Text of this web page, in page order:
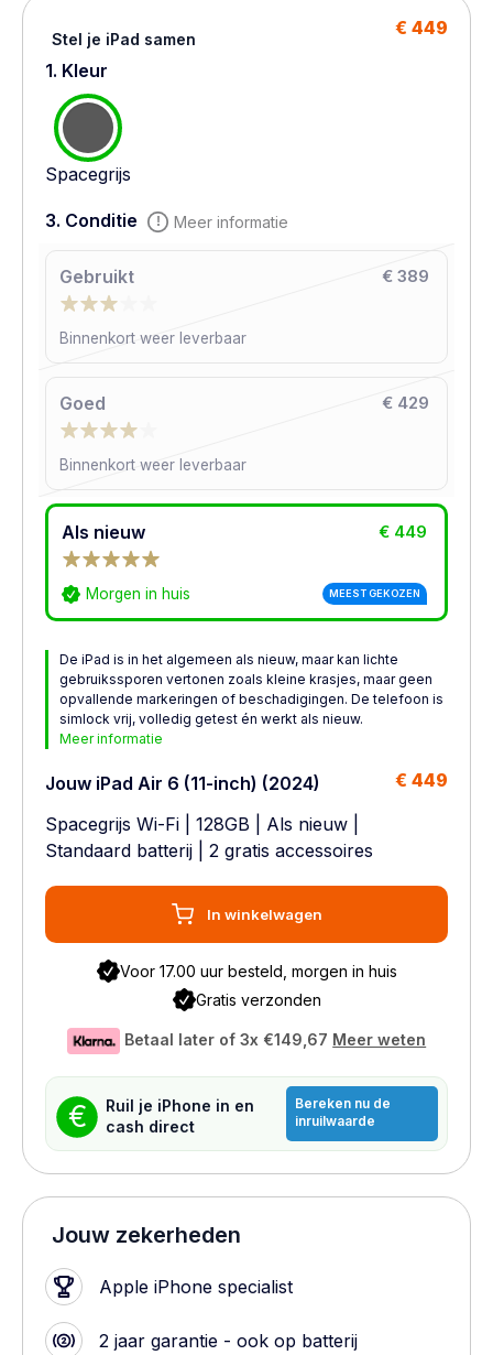
Stel je iPad samen
€ 449
1. Kleur
Spacegrijs
3. Conditie Meer informatie
Gebruikt € 389
Binnenkort weer leverbaar
Goed € 429
Binnenkort weer leverbaar
Als nieuw
MEEST GEKOZEN
€ 449
Morgen in huis
De iPad is in het algemeen als nieuw, maar kan lichte
gebruikssporen vertonen zoals kleine krasjes, maar geen
opvallende markeringen of beschadigingen. De telefoon is
simlock vrij, volledig getest én werkt als nieuw.
Meer informatie
Jouw iPad Air 6 (11-inch) (2024)
€ 449
Spacegrijs Wi-Fi
128GB Als nieuw
Standaard batterij | 2 gratis accessoires
In winkelwagen
Voor 17.00 uur besteld, morgen in huis
Gratis verzonden
Betaal later of 3x €149,67 Meer weten
€
Ruil je iPhone in en
cash direct
Bereken nu de
inruilwaarde
Jouw zekerheden
Apple iPhone specialist
2 jaar garantie - ook op batterij